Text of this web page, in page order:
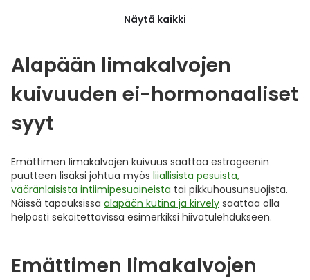
Näytä kaikki
page
Alapään limakalvojen
kuivuuden ei-hormonaaliset
syyt
Emättimen limakalvojen kuivuus saattaa estrogeenin
puutteen lisäksi johtua myös liiallisista pesuista,
vääränlaisista intiimipesuaineista tai pikkuhousunsuojista.
Näissä tapauksissa alapään kutina ja kirvely saattaa olla
helposti sekoitettavissa esimerkiksi hiivatulehdukseen.
Emättimen limakalvojen